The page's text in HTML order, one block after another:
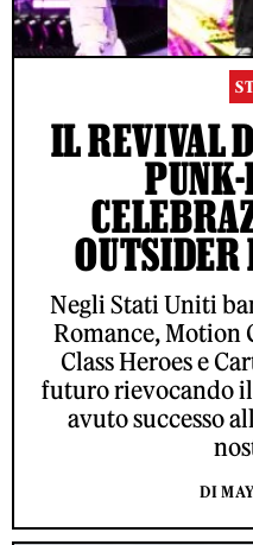
IL REVIVAL
OUTSIDER
Negli Stati Uniti
Romance, Motion
Class Heroes e
futuro rievocando il
avuto successo
DI